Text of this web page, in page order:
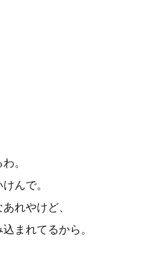
。
んで。
れやけど、
まれてるから。